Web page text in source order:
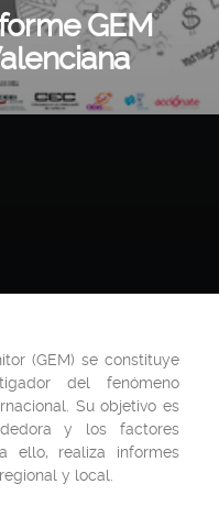
GEM
(GEM) se constituye
del fenómeno
Su objetivo es
y los factores
ello, realiza informes
y local.